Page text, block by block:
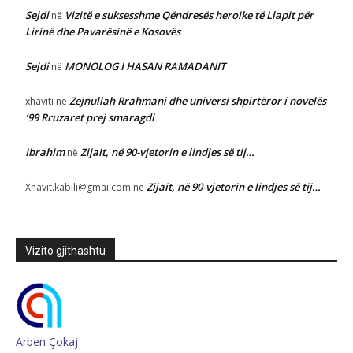
Sejdinë Vizitë e suksesshme Qëndresës heroike të Llapit për
Lirinë dhe Pavarësinë e Kosovës
Sejdinë MONOLOG I HASAN RAMADANIT
xhaviti në Zejnullah Rrahmani dhe universi shpirtëror i novelës
‘99 Rruzaret prej smaragdi
Ibrahimnë Zijait, në 90-vjetorin e lindjes së tij…
Xhavit.kabili@gmai.com në Zijait, në 90-vjetorin e lindjes së tij…
Vizito gjithashtu
Arben Çokaj